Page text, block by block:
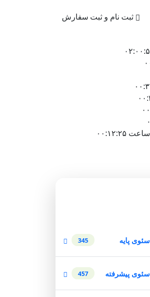
ثبت نام و ثبت سفارش
سئوی پایه 345
سئوی پیشرفته 457